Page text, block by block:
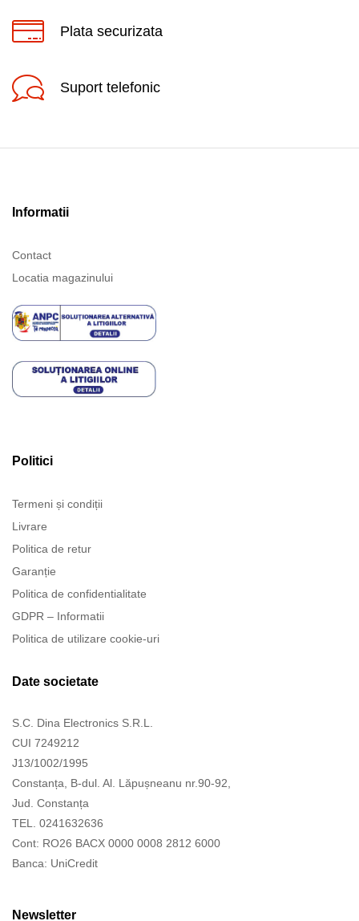
Plata securizata
Suport telefonic
Informatii
Contact
Locatia magazinului
Politici
Termeni și condiții
Livrare
Politica de retur
Garanție
Politica de confidentialitate
GDPR – Informatii
Politica de utilizare cookie-uri
Date societate
S.C. Dina Electronics S.R.L.
CUI 7249212
J13/1002/1995
Constanța, B-dul. Al. Lăpușneanu nr.90-92,
Jud. Constanța
TEL. 0241632636
Cont: RO26 BACX 0000 0008 2812 6000
Banca: UniCredit
Newsletter